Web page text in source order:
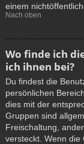
einem
Nach oben
Wo finde ich
ich ihnen bei?
Du findest die
persönlichen
dies mit der
Gruppen sind
Freischaltung,
versteckt. Wenn die